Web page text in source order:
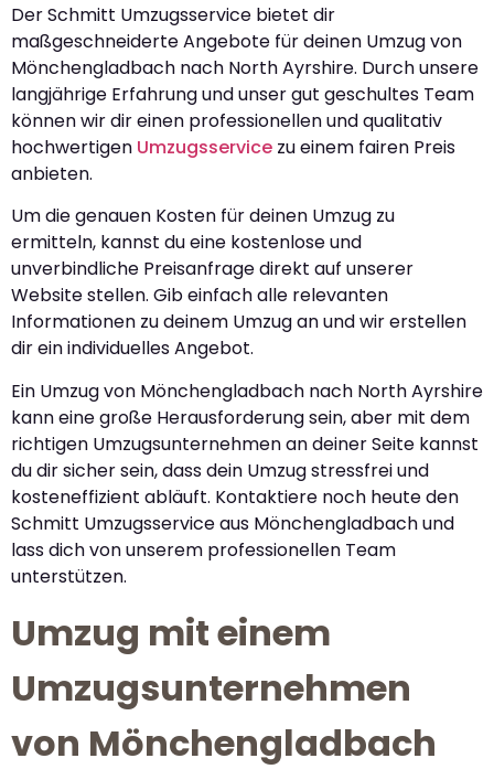
Der Schmitt Umzugsservice bietet dir
maßgeschneiderte Angebote für deinen Umzug von
Mönchengladbach nach North Ayrshire. Durch unsere
langjährige Erfahrung und unser gut geschultes Team
können wir dir einen professionellen und qualitativ
hochwertigen Umzugsservice zu einem fairen Preis
anbieten.
Um die genauen Kosten für deinen Umzug zu
ermitteln, kannst du eine kostenlose und
unverbindliche Preisanfrage direkt auf unserer
Website stellen. Gib einfach alle relevanten
Informationen zu deinem Umzug an und wir erstellen
dir ein individuelles Angebot.
Ein Umzug von Mönchengladbach nach North Ayrshire
kann eine große Herausforderung sein, aber mit dem
richtigen Umzugsunternehmen an deiner Seite kannst
du dir sicher sein, dass dein Umzug stressfrei und
kosteneffizient abläuft. Kontaktiere noch heute den
Schmitt Umzugsservice aus Mönchengladbach und
lass dich von unserem professionellen Team
unterstützen.
Umzug mit einem
Umzugsunternehmen
von Mönchengladbach